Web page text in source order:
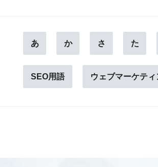
あ か さ た
SEO用語 ウェブマーケテ